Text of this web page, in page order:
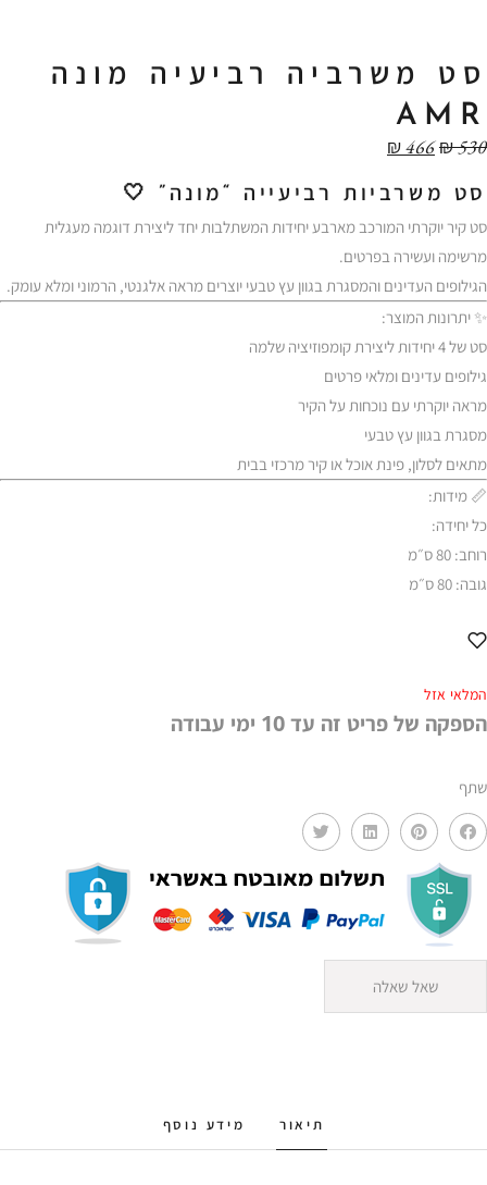
סט משרביה רביעיה מונה
AMR
₪530
₪466
סט משרביות רביעייה “מונה” 🤍
סט קיר יוקרתי המורכב מארבע יחידות המשתלבות יחד ליצירת דוגמה מעגלית
מרשימה ועשירה בפרטים.
הגילופים העדינים והמסגרת בגוון עץ טבעי יוצרים מראה אלגנטי, הרמוני ומלא עומק.
✨ יתרונות המוצר:
סט של 4 יחידות ליצירת קומפוזיציה שלמה
גילופים עדינים ומלאי פרטים
מראה יוקרתי עם נוכחות על הקיר
מסגרת בגוון עץ טבעי
מתאים לסלון, פינת אוכל או קיר מרכזי בבית
📏 מידות:
כל יחידה:
רוחב: 80 ס״מ
גובה: 80 ס״מ
המלאי אזל
הספקה של פריט זה עד 10 ימי עבודה
שתף
שאל שאלה
תיאור מידע נוסף